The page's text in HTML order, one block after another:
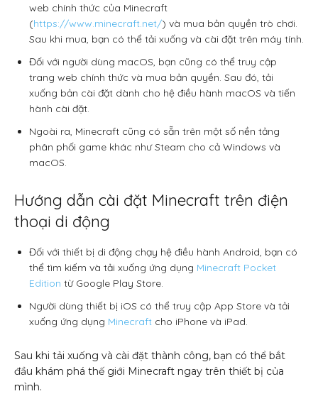
web chính thức của Minecraft
(https://www.minecraft.net/) và mua bản quyền trò chơi.
Sau khi mua, bạn có thể tải xuống và cài đặt trên máy tính.
Đối với người dùng macOS, bạn cũng có thể truy cập
trang web chính thức và mua bản quyền. Sau đó, tải
xuống bản cài đặt dành cho hệ điều hành macOS và tiến
hành cài đặt.
Ngoài ra, Minecraft cũng có sẵn trên một số nền tảng
phân phối game khác như Steam cho cả Windows và
macOS.
Hướng dẫn cài đặt Minecraft trên điện
thoại di động
Đối với thiết bị di động chạy hệ điều hành Android, bạn có
thể tìm kiếm và tải xuống ứng dụng Minecraft Pocket
Edition từ Google Play Store.
Người dùng thiết bị iOS có thể truy cập App Store và tải
xuống ứng dụng Minecraft cho iPhone và iPad.
Sau khi tải xuống và cài đặt thành công, bạn có thể bắt
đầu khám phá thế giới Minecraft ngay trên thiết bị của
mình.